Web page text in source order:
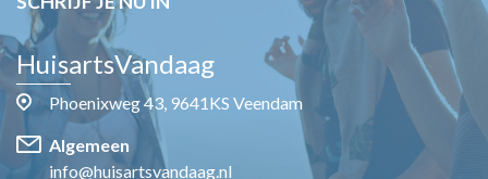
HuisartsVandaag
Phoenixweg 43, 9641KS Veendam
Algemeen
info@huisartsvandaag.nl